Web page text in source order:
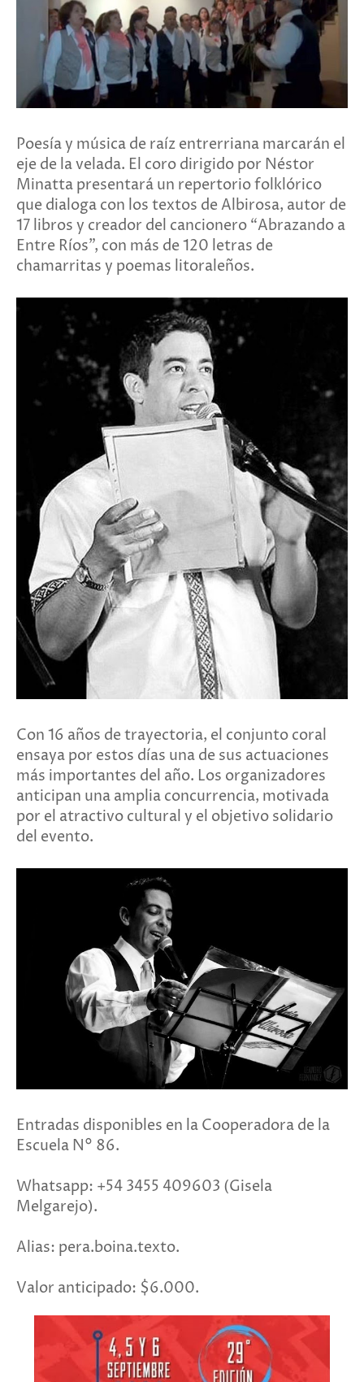
Poesía y música de raíz entrerriana marcarán el
eje de la velada. El coro dirigido por Néstor
Minatta presentará un repertorio folklórico
que dialoga con los textos de Albirosa, autor de
17 libros y creador del cancionero “Abrazando a
Entre Ríos”, con más de 120 letras de
chamarritas y poemas litoraleños.
Con 16 años de trayectoria, el conjunto coral
ensaya por estos días una de sus actuaciones
más importantes del año. Los organizadores
anticipan una amplia concurrencia, motivada
por el atractivo cultural y el objetivo solidario
del evento.
Entradas disponibles en la Cooperadora de la
Escuela N° 86.
Whatsapp: +54 3455 409603 (Gisela
Melgarejo).
Alias: pera.boina.texto.
Valor anticipado: $6.000.